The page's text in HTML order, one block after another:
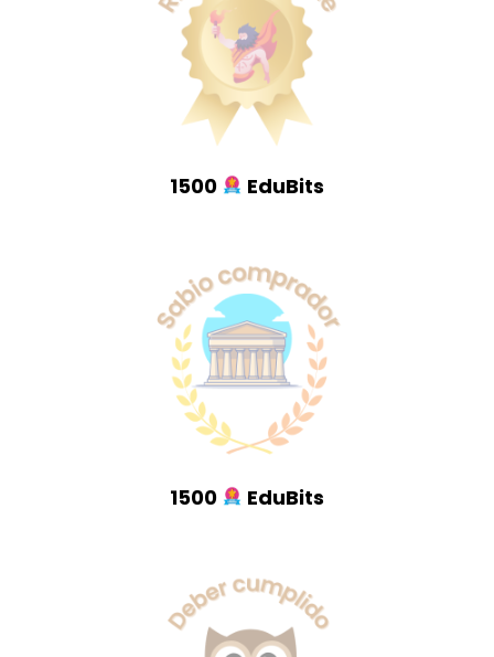
1500 EduBits
1500 EduBits